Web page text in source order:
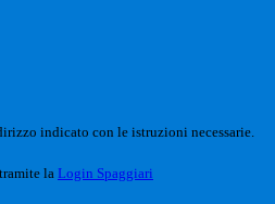
indicato con le istruzioni necessarie.
la Login Spaggiari